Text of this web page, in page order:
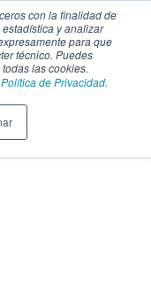
con la finalidad de
y analizar
para que
técnico. Puedes
las cookies.
Política de Privacidad.